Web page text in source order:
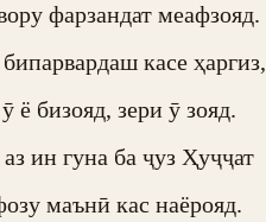
фарзандат меафзояд.
касе ҳаргиз,
ё бизояд, зери ӯ зояд.
ин гуна ба ҷуз Ҳуҷҷат
маънӣ кас наёрояд.